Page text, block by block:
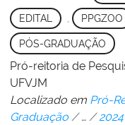
EDITAL PPGZOO
PÓS-GRADUAÇÃO
Pró-reitoria de
UFVJM
Localizado em Pró-
Graduação /… /2024